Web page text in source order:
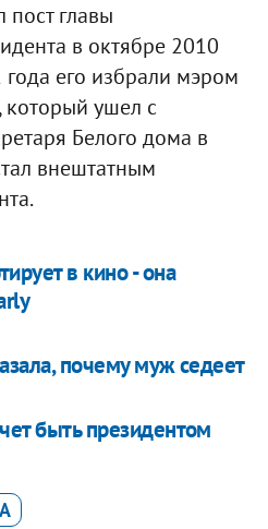
главы
в октябре 2010
его избрали мэром
который ушел с
Белого дома в
внештатным
в кино - она
почему муж седеет
быть президентом